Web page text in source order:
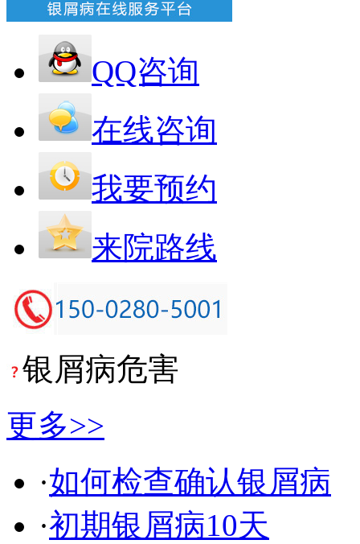
QQ咨询
在线咨询
我要预约
来院路线
银屑病危害
更多>>
·如何检查确认银屑病
·初期银屑病10天